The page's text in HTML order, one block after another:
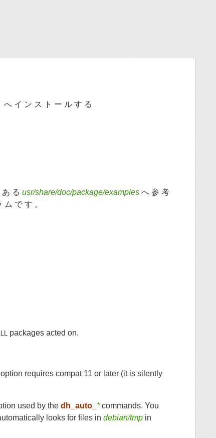
イ ン ス ト ー ル す る
あ るusr/share/doc/package/examples へ 参 考
で す 。
packages acted on.
requires compat 11 or later (it is silently
used by thedh_auto_ *commands. You
looks for files indebian/tmp in